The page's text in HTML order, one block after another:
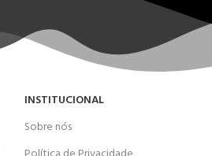
INSTITUCIONAL
Sobre nós